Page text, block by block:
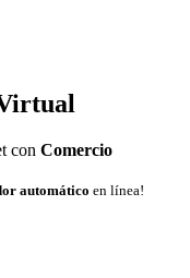
con Comercio
automático en línea!